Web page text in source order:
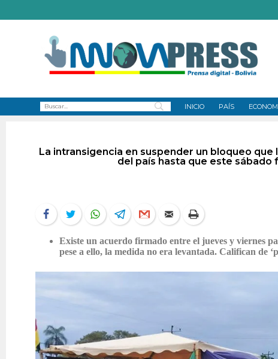
INICIO PAÍS
La intransigencia en suspender un bloqueo
del país hasta que este sábado
Existe un acuerdo firmado entre el jueves y viernes
pese a ello, la medida no era levantada. Califican de